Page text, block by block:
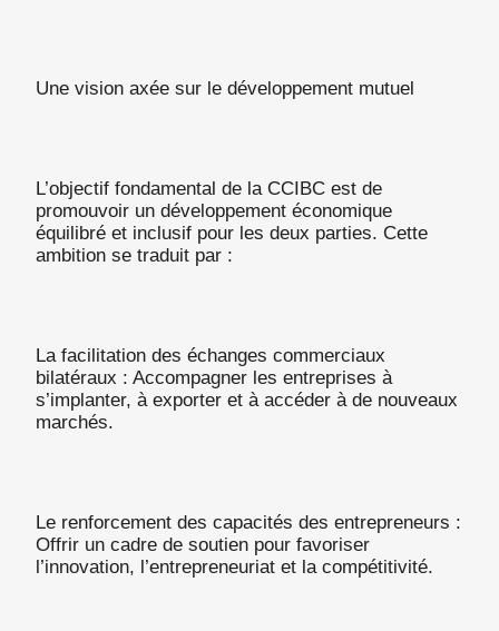
Une vision axée sur le développement mutuel
L’objectif fondamental de la CCIBC est de
promouvoir un développement économique
équilibré et inclusif pour les deux parties. Cette
ambition se traduit par :
La facilitation des échanges commerciaux
bilatéraux : Accompagner les entreprises à
s’implanter, à exporter et à accéder à de nouveaux
marchés.
Le renforcement des capacités des entrepreneurs :
Offrir un cadre de soutien pour favoriser
l’innovation, l’entrepreneuriat et la compétitivité.